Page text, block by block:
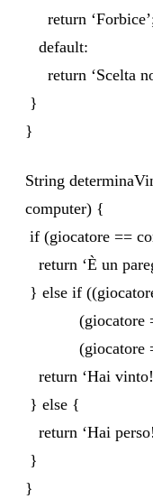
return
default:
return ‘Scelta
}
}
String
computer) {
if (giocatore ==
return ‘È un
} else if
(giocatore ==
(giocatore ==
return ‘Hai
} else {
return ‘Hai
}
}